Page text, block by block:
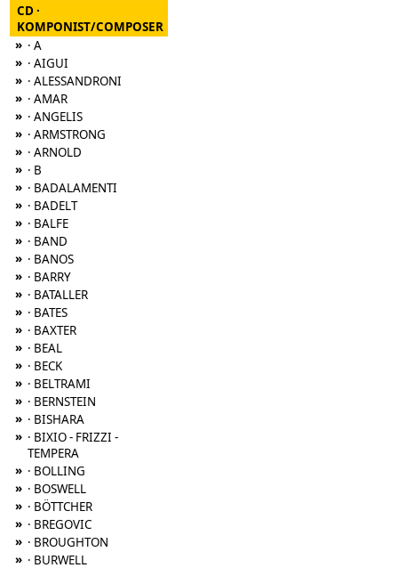
CD ·
KOMPONIST/COMPOSER
» · A
» · AIGUI
» · ALESSANDRONI
» · AMAR
» · ANGELIS
» · ARMSTRONG
» · ARNOLD
» · B
» · BADALAMENTI
» · BADELT
» · BALFE
» · BAND
» · BANOS
» · BARRY
» · BATALLER
» · BATES
» · BAXTER
» · BEAL
» · BECK
» · BELTRAMI
» · BERNSTEIN
» · BISHARA
» · BIXIO - FRIZZI -
TEMPERA
» · BOLLING
» · BOSWELL
» · BÖTTCHER
» · BREGOVIC
» · BROUGHTON
» · BURWELL